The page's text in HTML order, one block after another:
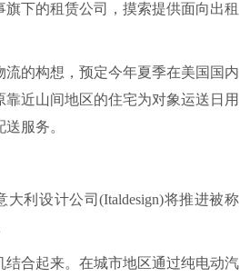
下的租赁公司，摸索提供面向出租
的构想，预定今年夏季在美国国内
近山间地区的住宅为对象运送日用
服务。
利设计公司(Italdesign)将推进被称
合起来。在城市地区通过纯电动汽